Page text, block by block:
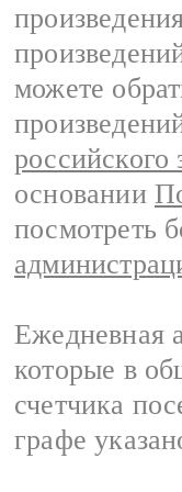
можете
российского
основании
посмотреть
Ежедневная
которые в
счетчика
графе